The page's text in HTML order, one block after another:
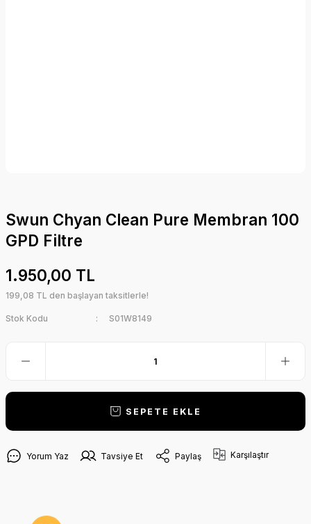
Swun Chyan Clean Pure Membran 100
GPD Filtre
1.950,00 TL
199,08 TL den başlayan taksitlerle!
Stok Kodu S01W8149
SEPETE EKLE
Yorum Yaz Tavsiye Et Paylaş Karşılaştır